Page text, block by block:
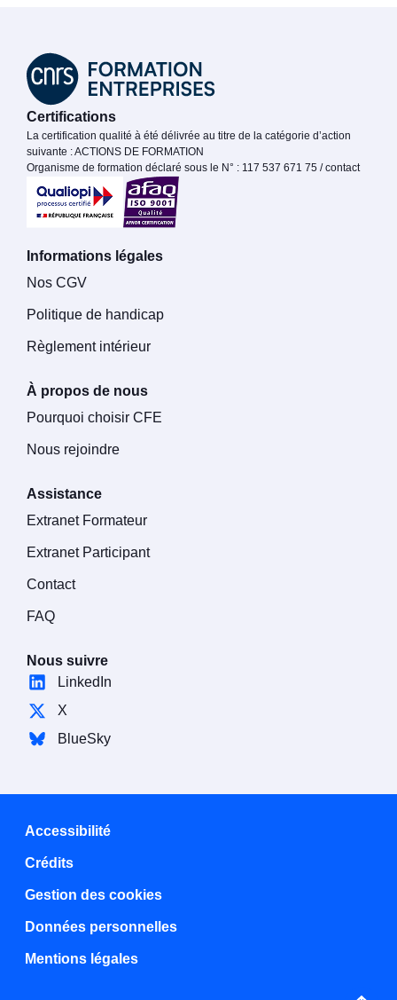
Certifications
La certification qualité à été délivrée au titre de la catégorie d’action
suivante : ACTIONS DE FORMATION
Organisme de formation déclaré sous le N° : 117 537 671 75 / contact
Informations légales
Nos CGV
Politique de handicap
Règlement intérieur
À propos de nous
Pourquoi choisir CFE
Nous rejoindre
Assistance
Extranet Formateur
Extranet Participant
Contact
FAQ
Nous suivre
LinkedIn
X
BlueSky
Accessibilité
Crédits
Gestion des cookies
Données personnelles
Mentions légales